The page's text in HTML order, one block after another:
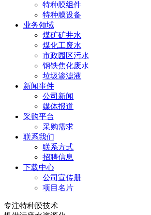
特种膜组件
特种膜设备
业务领域
煤矿矿井水
煤化工废水
市政园区污水
钢铁焦化废水
垃圾渗滤液
新闻事件
公司新闻
媒体报道
采购平台
采购需求
联系我们
联系方式
招聘信息
下载中心
公司宣传册
项目名片
专注特种膜技术